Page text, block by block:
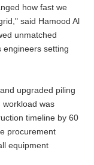
how fast we
said Hamood Al
unmatched
engineers setting
upgraded piling
workload was
timeline by 60
procurement
equipment